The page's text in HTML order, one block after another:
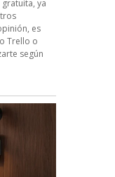
ya
es
Trello o
según